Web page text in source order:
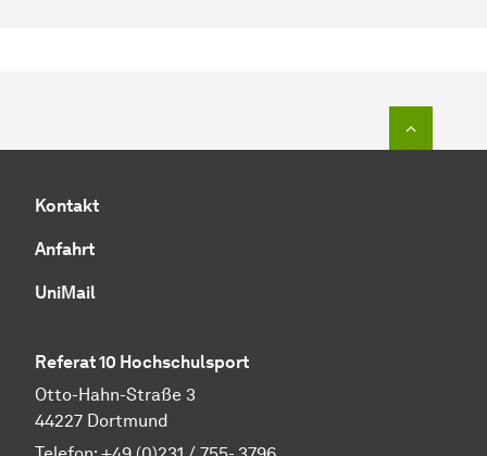
Kontakt
Anfahrt
UniMail
Referat 10 Hochschulsport
Otto-Hahn-Straße 3
44227 Dortmund